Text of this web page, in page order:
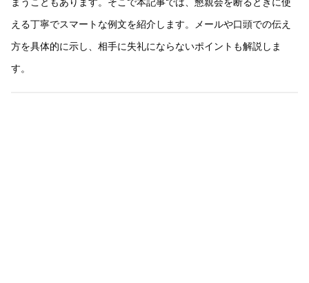
える丁寧でスマートな例文を紹介します。メールや口頭での伝え
方を具体的に示し、相手に失礼にならないポイントも解説しま
す。